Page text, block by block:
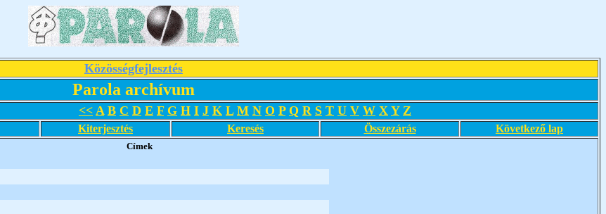
Közösségfejlesztés
Parola archívum
<< A B C D E F G H I J K L M N O P Q R S T U V W X Y Z
Kiterjesztés Keresés Összezárás Következő lap
Címek